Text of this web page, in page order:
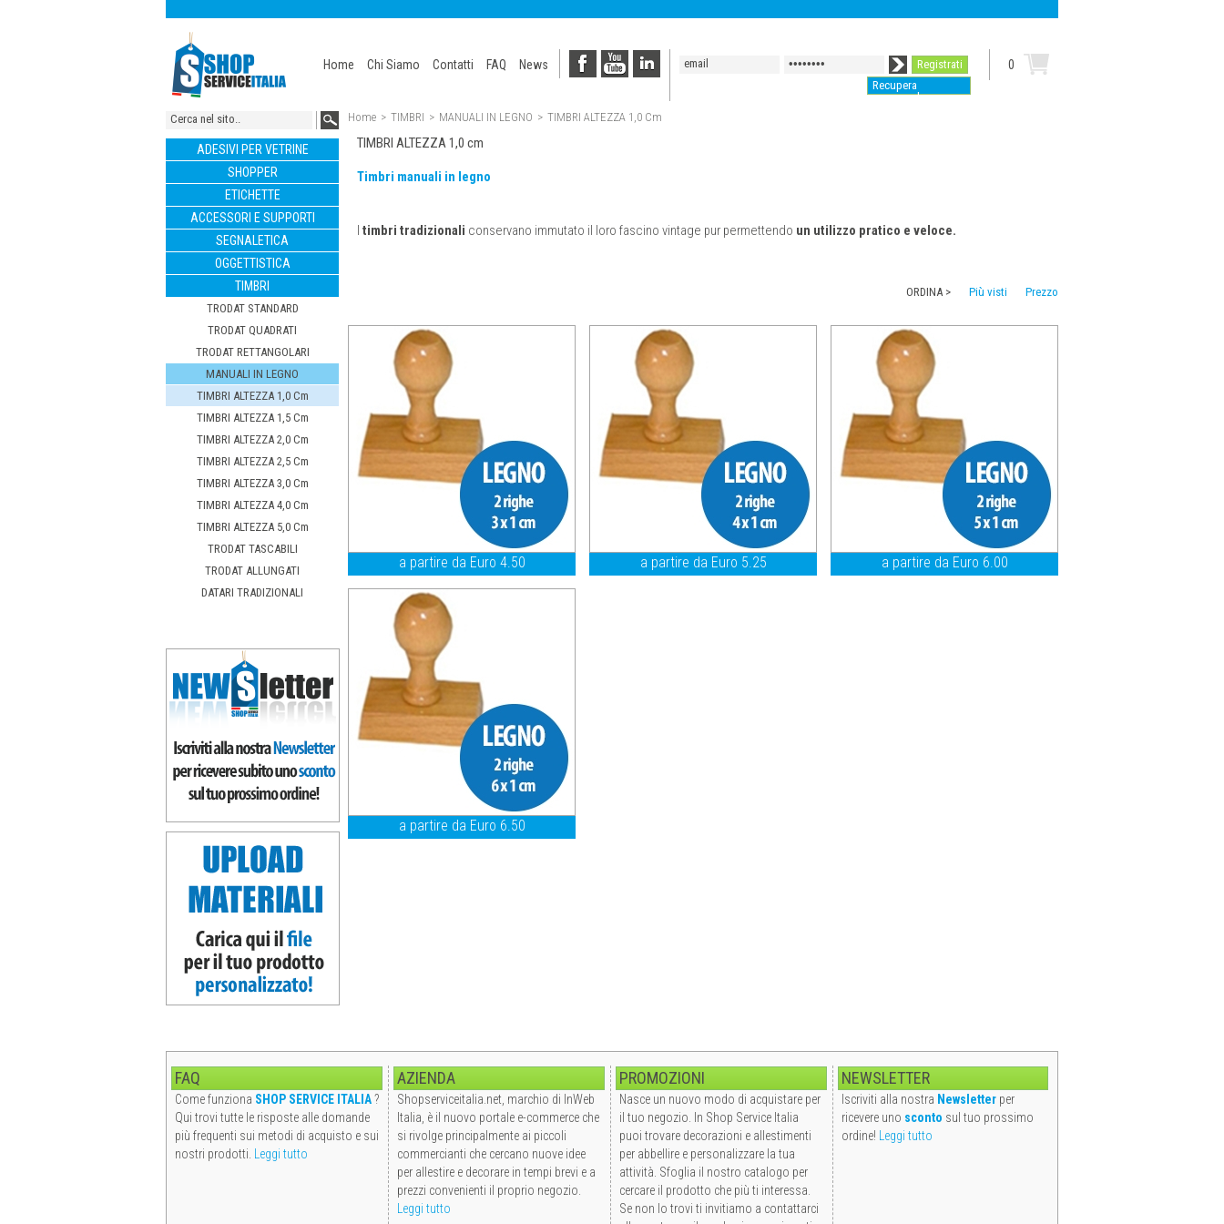
Home Chi Siamo Contatti FAQ News
Registrati
Recupera
password
0
ADESIVI PER VETRINE
SHOPPER
ETICHETTE
ACCESSORI E SUPPORTI
SEGNALETICA
OGGETTISTICA
TIMBRI
TRODAT STANDARD
TRODAT QUADRATI
TRODAT RETTANGOLARI
MANUALI IN LEGNO
TIMBRI ALTEZZA 1,0 Cm
TIMBRI ALTEZZA 1,5 Cm
TIMBRI ALTEZZA 2,0 Cm
TIMBRI ALTEZZA 2,5 Cm
TIMBRI ALTEZZA 3,0 Cm
TIMBRI ALTEZZA 4,0 Cm
TIMBRI ALTEZZA 5,0 Cm
TRODAT TASCABILI
TRODAT ALLUNGATI
DATARI TRADIZIONALI
Home > TIMBRI > MANUALI IN LEGNO > TIMBRI ALTEZZA 1,0 Cm
TIMBRI ALTEZZA 1,0 cm
Timbri manuali in legno
I timbri tradizionali conservano immutato il loro fascino vintage pur permettendo un utilizzo pratico e veloce.
ORDINA > Più visti Prezzo
a partire da Euro 4.50 a partire da Euro 5.25 a partire da Euro 6.00
a partire da Euro 6.50
FAQ
Come funziona SHOP SERVICE ITALIA?
Qui trovi tutte le risposte alle domande
più frequenti sui metodi di acquisto e sui
nostri prodotti.
Leggi tutto
AZIENDA
Shopserviceitalia.net, marchio di InWeb
Italia, è il nuovo portale e-commerce che
si rivolge principalmente ai piccoli
commercianti che cercano nuove idee
per allestire e decorare in tempi brevi e a
prezzi convenienti il proprio negozio.
Leggi tutto
PROMOZIONI
Nasce un nuovo modo di acquistare per
il tuo negozio. In Shop Service Italia
puoi trovare decorazioni e allestimenti
per abbellire e personalizzare la tua
attività. Sfoglia il nostro catalogo per
cercare il prodotto che più ti interessa.
Se non lo trovi ti invitiamo a contattarci
NEWSLETTER
Iscriviti alla nostra Newsletter per
ricevere uno sconto sul tuo prossimo
ordine!
Leggi tutto